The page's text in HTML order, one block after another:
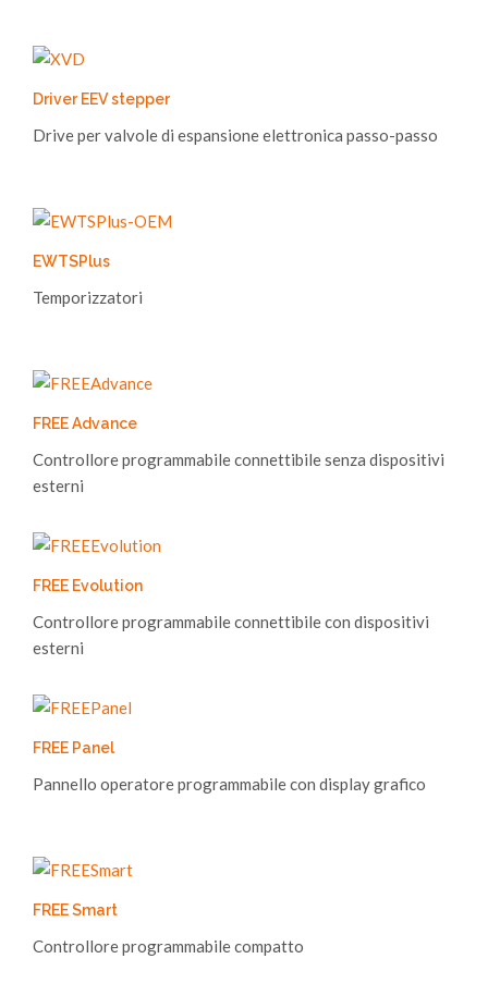
Driver EEV stepper
Drive per valvole di espansione elettronica passo-passo
EWTSPlus
Temporizzatori
FREE Advance
Controllore programmabile connettibile senza dispositivi
esterni
FREE Evolution
Controllore programmabile connettibile con dispositivi
esterni
FREE Panel
Pannello operatore programmabile con display grafico
FREE Smart
Controllore programmabile compatto